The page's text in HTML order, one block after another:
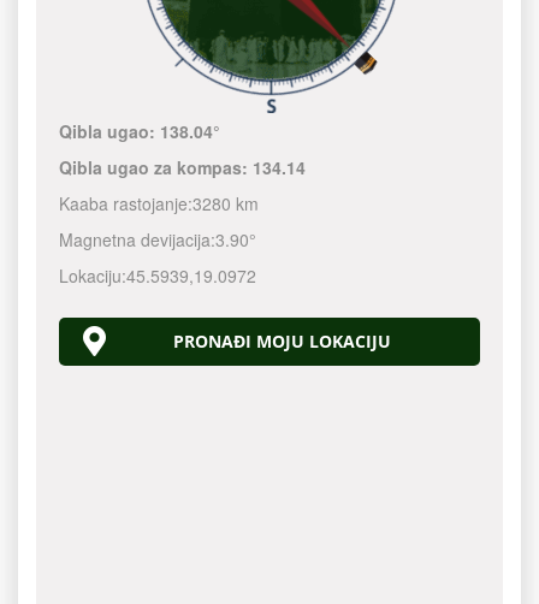
Qibla ugao: 138.04°
Qibla ugao za kompas: 134.14
Kaaba rastojanje:3280 km
Magnetna devijacija:3.90°
Lokaciju:45.5939,19.0972
PRONAĐI MOJU LOKACIJU